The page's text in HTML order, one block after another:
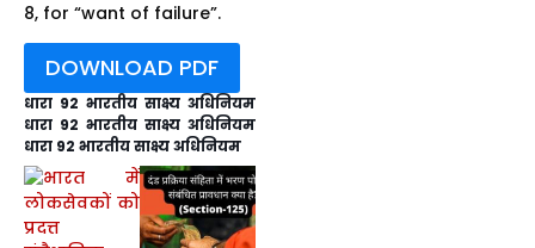
8, for “want of failure”.
DOWNLOAD PDF
धारा 92 भारतीय साक्ष्य अधिनियम
धारा 92 भारतीय साक्ष्य अधिनियम
धारा 92 भारतीय साक्ष्य अधिनियम